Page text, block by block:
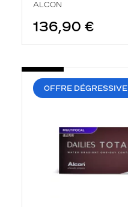
ALCON
136,90 €
OFFRE DÉGRESSIVE